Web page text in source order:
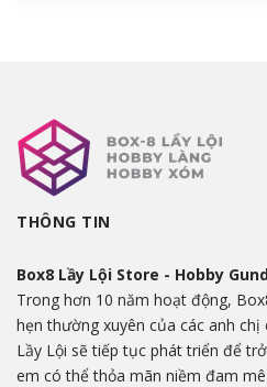
THÔNG TIN
Box8 Lầy Lội Store - Hobby
Trong hơn 10 năm hoạt động,
hẹn thường xuyên của các anh
Lầy Lội sẽ tiếp tục phát triển để
em có thể thỏa mãn niềm đam